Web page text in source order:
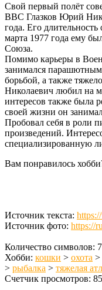
Свой первый полёт
ВВС Глазков Юрий
года. Его длительность
марта 1977 года ему
Союза.
Помимо карьеры в
занимался
борьбой, а также
Николаевич любил на
интересов также была
своей жизни он
Пробовал себя в роли
произведений.
специализированную
Вам понравилось
Источник текста:
Источник фото: https://
Количество символов:
Хобби: кошки > охота >
> рыбалка > тяжелая
Счетчик просмотров: